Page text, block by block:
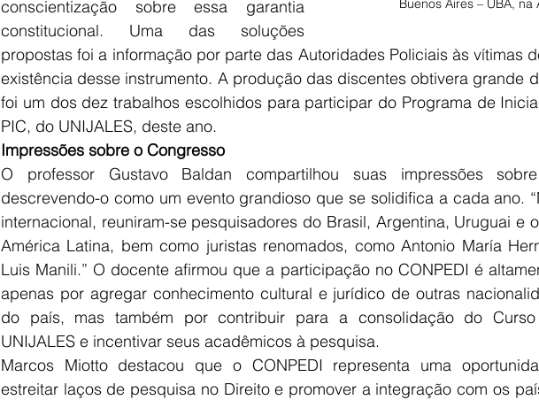
Buenos Aires – UBA, na
conscientização sobre essa garantia
constitucional. Uma das soluções
propostas foi a informação por parte das Autoridades Policiais às vítimas
existência desse instrumento. A produção das discentes obtivera grande
foi um dos dez trabalhos escolhidos para participar do Programa de
PIC, do UNIJALES, deste ano.
Impressões sobre o Congresso
O professor Gustavo Baldan compartilhou suas impressões
descrevendo-o como um evento grandioso que se solidifica a cada ano.
internacional, reuniram-se pesquisadores do Brasil, Argentina, Uruguai e
América Latina, bem como juristas renomados, como Antonio María
Luis Manili.” O docente afirmou que a participação no CONPEDI é
apenas por agregar conhecimento cultural e jurídico de outras
do país, mas também por contribuir para a consolidação do
UNIJALES e incentivar seus acadêmicos à pesquisa.
Marcos Miotto destacou que o CONPEDI representa uma
estreitar laços de pesquisa no Direito e promover a integração com os